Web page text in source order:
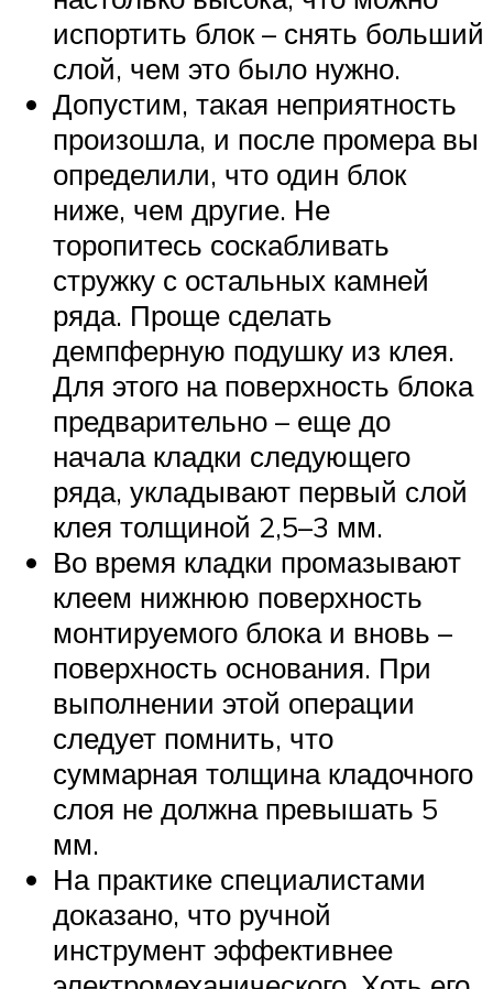
испортить блок – снять больший
слой, чем это было нужно.
Допустим, такая неприятность
произошла, и после промера вы
определили, что один блок
ниже, чем другие. Не
торопитесь соскабливать
стружку с остальных камней
ряда. Проще сделать
демпферную подушку из клея.
Для этого на поверхность блока
предварительно – еще до
начала кладки следующего
ряда, укладывают первый слой
клея толщиной 2,5–3 мм.
Во время кладки промазывают
клеем нижнюю поверхность
монтируемого блока и вновь –
поверхность основания. При
выполнении этой операции
следует помнить, что
суммарная толщина кладочного
слоя не должна превышать 5
мм.
На практике специалистами
доказано, что ручной
инструмент эффективнее